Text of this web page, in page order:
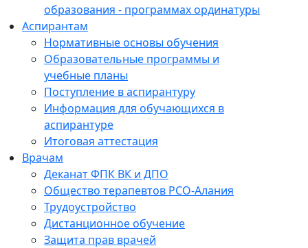
образования - программах ординатуры
Аспирантам
Нормативные основы обучения
Образовательные программы и
учебные планы
Поступление в аспирантуру
Информация для обучающихся в
аспирантуре
Итоговая аттестация
Врачам
Деканат ФПК ВК и ДПО
Общество терапевтов РСО-Алания
Трудоустройство
Дистанционное обучение
Защита прав врачей